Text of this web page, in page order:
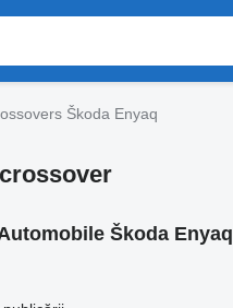
Škoda Enyaq
Škoda Enyaq